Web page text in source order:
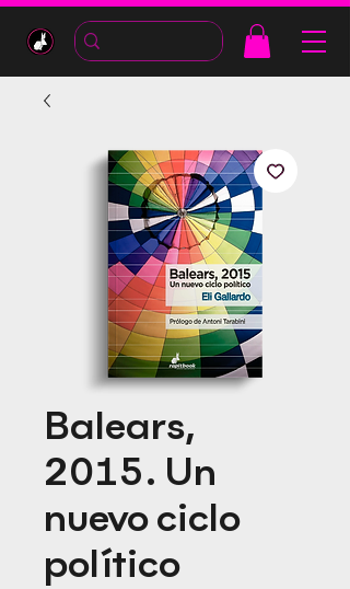
Balears,
2015. Un
nuevo ciclo
político